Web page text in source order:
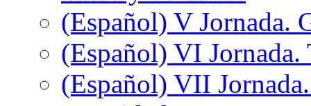
(Español) V Jornada.
(Español) VI Jornada.
(Español) VII